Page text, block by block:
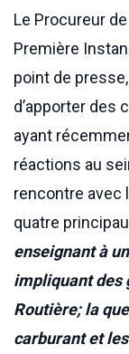
Le Procureur
Première
point de
d’apporter des
ayant
réactions au
rencontre avec
quatre
enseignant à
impliquant des
Routière; la
carburant et